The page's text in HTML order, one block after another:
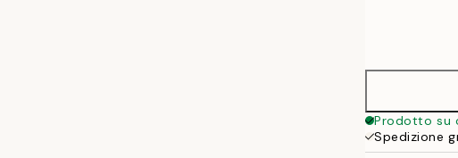
Prodotto su
Spedizione